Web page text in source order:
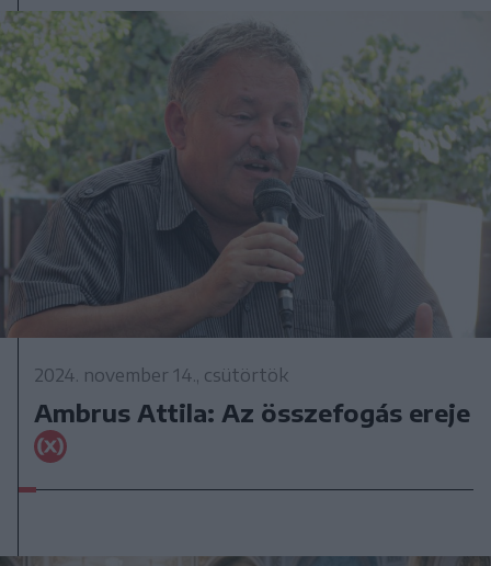
2024. november 14., csütörtök
Ambrus Attila: Az összefogás ereje